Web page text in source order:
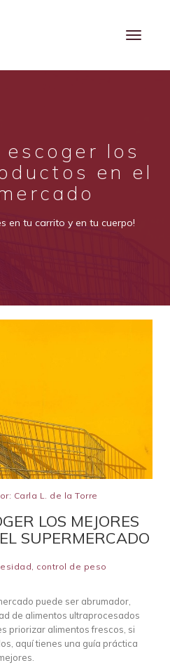
los
en el
en tu carrito y en tu cuerpo!
Carla L. de la Torre
LOS MEJORES
SUPERMERCADO
control de peso
puede ser abrumador,
de alimentos ultraprocesados
priorizar alimentos frescos, si
aquí tienes una guía práctica